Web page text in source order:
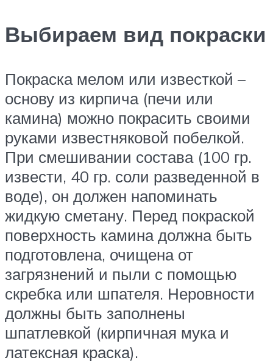
Выбираем вид покраски
Покраска мелом или известкой –
основу из кирпича (печи или
камина) можно покрасить своими
руками известняковой побелкой.
При смешивании состава (100 гр.
извести, 40 гр. соли разведенной в
воде), он должен напоминать
жидкую сметану. Перед покраской
поверхность камина должна быть
подготовлена, очищена от
загрязнений и пыли с помощью
скребка или шпателя. Неровности
должны быть заполнены
шпатлевкой (кирпичная мука и
латексная краска).